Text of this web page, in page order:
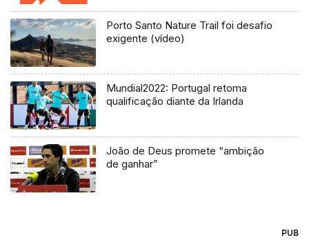
Porto Santo Nature Trail foi desafio
exigente (vídeo)
Mundial2022: Portugal retoma
qualificação diante da Irlanda
João de Deus promete “ambição
de ganhar”
PUB